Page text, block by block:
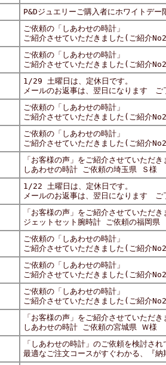
P&Dジュエリーご購入者にホワイトデー
ご依頼の「しあわせの時計」
ご紹介させていただきました(ご紹介
ご依頼の「しあわせの時計」
ご紹介させていただきました(ご紹介
1/29 土曜日は、定休日です。
メールのお返事は、翌日になります ご
ご依頼の「しあわせの時計」
ご紹介させていただきました(ご紹介
ご依頼の「しあわせの時計」
ご紹介させていただきました(ご紹介
「お客様の声」をご紹介させていただき
しあわせの時計 ご依頼の埼玉県 Ｓ様
1/22 土曜日は、定休日です。
メールのお返事は、翌日になります ご
「お客様の声」をご紹介させていただき
ジェットセット腕時計 ご依頼の福岡県
ご依頼の「しあわせの時計」
ご紹介させていただきました(ご紹介
ご依頼の「しあわせの時計」
ご紹介させていただきました(ご紹介
ご依頼の「しあわせの時計」
ご紹介させていただきました(ご紹介
「お客様の声」をご紹介させていただき
しあわせの時計 ご依頼の宮城県 Ｗ様
「しあわせの時計」のご依頼を検討さ
最適なご注文コースがすぐわかる、『